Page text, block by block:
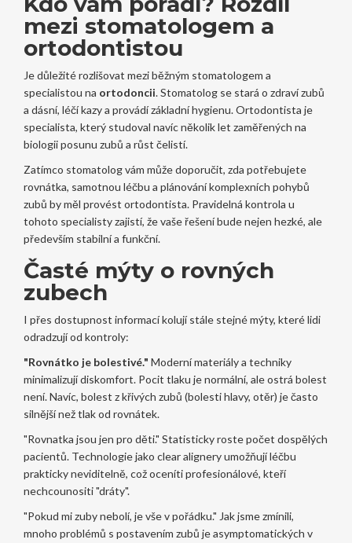
mezi stomatologem a
ortodontistou
Je důležité rozlišovat mezi běžným stomatologem a
specialistou na ortodoncii. Stomatolog se stará o zdraví zubů
a dásní, léčí kazy a provádí základní hygienu. Ortodontista je
specialista, který studoval navíc několik let zaměřených na
biologii posunu zubů a růst čelistí.
Zatímco stomatolog vám může doporučit, zda potřebujete
rovnátka, samotnou léčbu a plánování komplexních pohybů
zubů by měl provést ortodontista. Pravidelná kontrola u
tohoto specialisty zajistí, že vaše řešení bude nejen hezké, ale
především stabilní a funkční.
Časté mýty o rovných
zubech
I přes dostupnost informací kolují stále stejné mýty, které lidi
odradzují od kontroly:
"Rovnátko je bolestivé." Moderní materiály a techniky
minimalizují diskomfort. Pocit tlaku je normální, ale ostrá bolest
není. Navíc, bolest z křivých zubů (bolesti hlavy, otěr) je často
silnější než tlak od rovnátek.
"Rovnatka jsou jen pro děti." Statisticky roste počet dospělých
pacientů. Technologie jako clear alignery umožňují léčbu
prakticky neviditelně, což oceníti profesionálové, kteří
nechcounositi "dráty".
"Pokud mi zuby nebolí, je vše v pořádku." Jak jsme zmínili,
mnoho problémů s postavením zubů je asymptomatických v